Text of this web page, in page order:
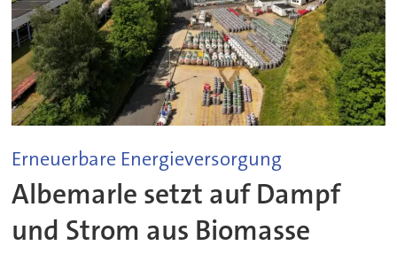
Erneuerbare Energieversorgung
Albemarle setzt auf Dampf
und Strom aus Biomasse